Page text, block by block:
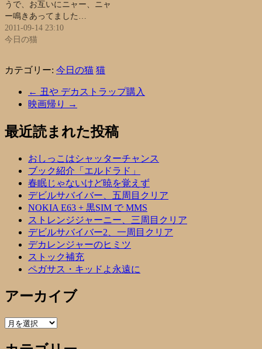
うで、お互いにニャー、ニャ
ー鳴きあってました…
2011-09-14 23:10
今日の猫
カテゴリー: 今日の猫 猫
← 丑や デカストラップ購入
映画帰り
→
最近読まれた投稿
おしっこはシャッターチャンス
ブック紹介「エルドラド」
春眠じゃないけど暁を覚えず
デビルサバイバー、五周目クリア
NOKIA E63 + 黒SIM で MMS
ストレンジジャーニー、三周目クリア
デビルサバイバー2、一周目クリア
デカレンジャーのヒミツ
ストック補充
ペガサス・キッドよ永遠に
アーカイブ
ア